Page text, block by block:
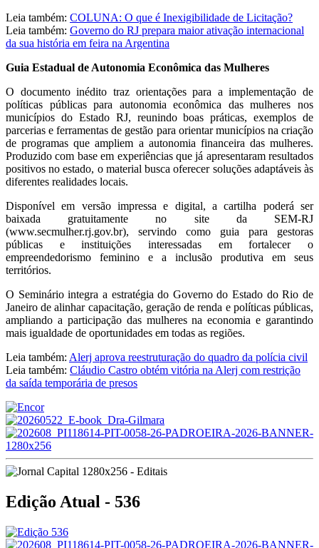
Leia também: COLUNA: O que é Inexigibilidade de Licitação?
Leia também: Governo do RJ prepara maior ativação internacional
da sua história em feira na Argentina
Guia Estadual de Autonomia Econômica das Mulheres
O documento inédito traz orientações para a implementação de
políticas públicas para autonomia econômica das mulheres nos
municípios do Estado RJ, reunindo boas práticas, exemplos de
parcerias e ferramentas de gestão para orientar municípios na criação
de programas que ampliem a autonomia financeira das mulheres.
Produzido com base em experiências que já apresentaram resultados
positivos no estado, o material busca oferecer soluções adaptáveis às
diferentes realidades locais.
Disponível em versão impressa e digital, a cartilha poderá ser
baixada gratuitamente no site da SEM-RJ
(www.secmulher.rj.gov.br), servindo como guia para gestoras
públicas e instituições interessadas em fortalecer o
empreendedorismo feminino e a inclusão produtiva em seus
territórios.
O Seminário integra a estratégia do Governo do Estado do Rio de
Janeiro de alinhar capacitação, geração de renda e políticas públicas,
ampliando a participação das mulheres na economia e garantindo
mais igualdade de oportunidades em todas as regiões.
Leia também: Alerj aprova reestruturação do quadro da polícia civil
Leia também: Cláudio Castro obtém vitória na Alerj com restrição
da saída temporária de presos
Edição Atual - 536